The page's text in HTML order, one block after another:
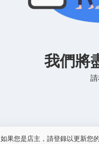
我們將
如果您是店主，請登錄以更新您的